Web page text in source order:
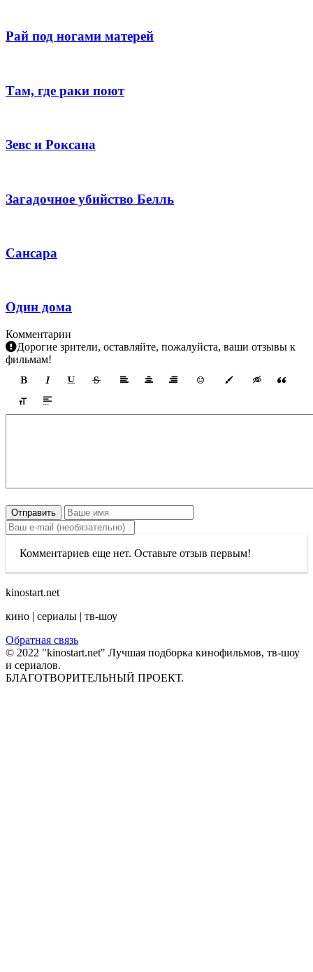
Рай под ногами матерей
Там, где раки поют
Зевс и Роксана
Загадочное убийство Белль
Сансара
Один дома
Комментарии
Дорогие зрители, оставляйте, пожалуйста, ваши отзывы к
фильмам!
Отправить
Комментариев еще нет. Оставьте отзыв первым!
kinostart.net
кино | сериалы | тв-шоу
Обратная связь
© 2022 "kinostart.net" Лучшая подборка кинофильмов, тв-шоу
и сериалов.
БЛАГОТВОРИТЕЛЬНЫЙ ПРОЕКТ.